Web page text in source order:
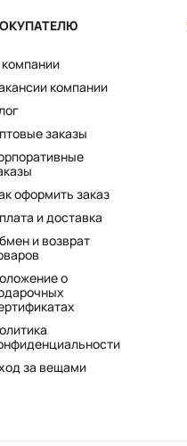
компании
заказы
оформить заказ
и доставка
и возврат
о
за вещами